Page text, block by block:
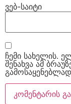
ვებ-საიტი
ჩემი სახელის.
შენახვა ამ